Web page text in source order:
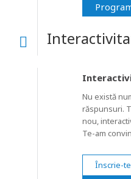
Nu există
răspunsuri.
nou,
Te-am
Înscrie-te